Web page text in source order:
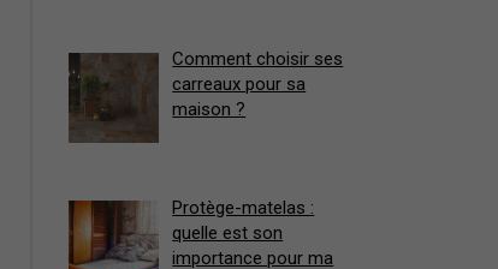
Comment choisir ses
carreaux pour sa
maison ?
Protège-matelas :
quelle est son
importance pour ma